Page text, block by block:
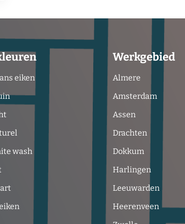
eiken
wash
Werkgebied
Almere
Amsterdam
Assen
Drachten
Dokkum
Harlingen
Leeuwarden
Heerenveen